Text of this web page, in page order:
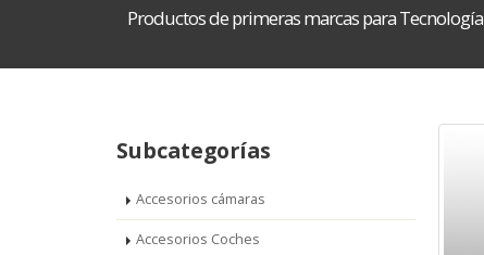
Productos de primeras marcas para Tecnología
Subcategorías
Accesorios cámaras
Accesorios Coches